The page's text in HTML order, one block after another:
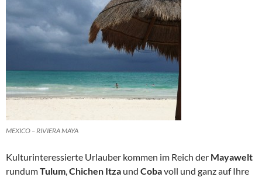
MEXICO – RIVIERA MAYA
Kulturinteressierte Urlauber kommen im Reich der Mayawelt
rundumTulum Chichen Itza und Cobavoll und ganz auf Ihre